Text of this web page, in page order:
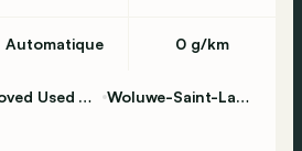
Automatique 0 g/km
Toyota City Approved Used Woluwe Woluwe-Saint-Lambert